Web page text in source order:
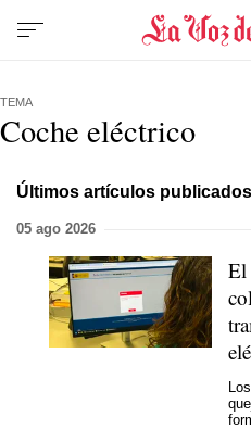
TEMA
Coche eléctrico
Últimos artículos publicados
05 ago 2026
El